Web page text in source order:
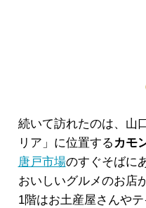
続いて訪れたのは、山
リア」に位置するカモ
唐戸市場のすぐそばに
おいしいグルメのお店
1階はお土産屋さんや